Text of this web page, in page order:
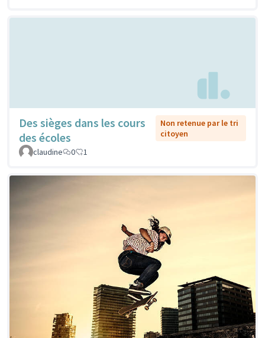
Des sièges dans les cours
des écoles
Non retenue par le tri
citoyen
claudine
0 1